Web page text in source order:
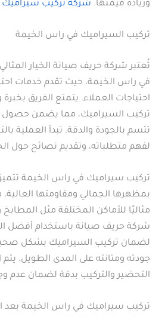
وزيادة قيمتها. شركة تركيب سيراميك
تركيب السيراميك في راس الخيمة
تُعتبر شركة حريف صيانة الخيار
في راس الخيمة، حيث تقدم خدمات
احتياجات العملاء. يتمتع الفريق
تركيب السيراميك، مما يضمن حصول
تتسم بالجودة والدقة. تبدأ العملية
لفهم متطلباته، وتقديم نصائح حول
تركيب سيراميك في راس الخيمة
بمظهرها الجمالي ومقاومتها العالية،
مثاليًا للأماكن المختلفة مثل
شركة حريف صيانة باستخدام أفضل
لضمان تركيب السيراميك بشكل
جودته ومتانته على المدى الطويل. يتم
التحضير والتركيب بدقة لضمان عدم
تركيب سيراميك في راس الخيمة بعد